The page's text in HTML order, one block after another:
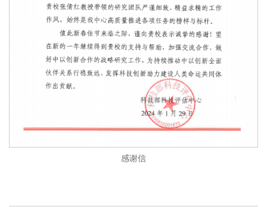
感谢信